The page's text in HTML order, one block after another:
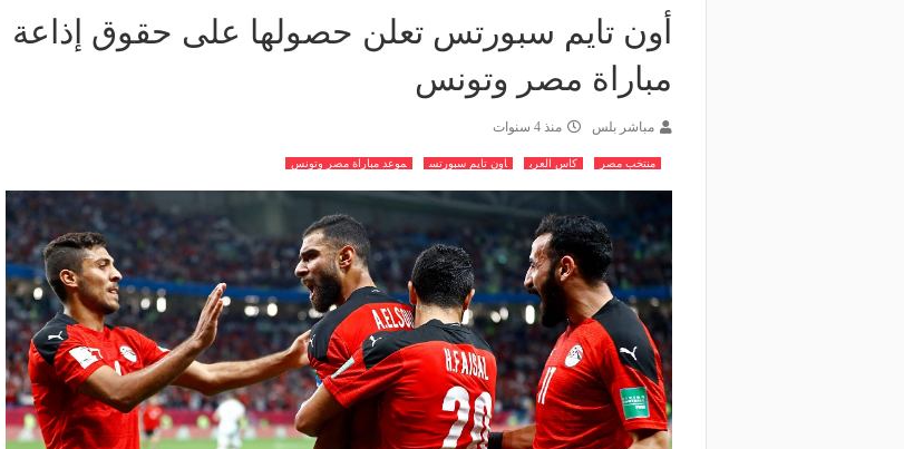
أون تايم سبورتس تعلن حصولها على حقوق إذاعة
مباراة مصر وتونس
مباشر بلس منذ 4 سنوات
منتخب مصر كاس العرب اون تايم سبورتس موعد مباراة مصر وتونس